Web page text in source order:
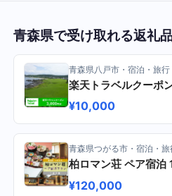
青森県で受け取れる返礼品
青森県八戸市・宿泊・旅行
楽天トラベルクーポ
¥10,000
青森県つがる市・宿泊・旅
柏ロマン荘 ペア宿泊
¥120,000